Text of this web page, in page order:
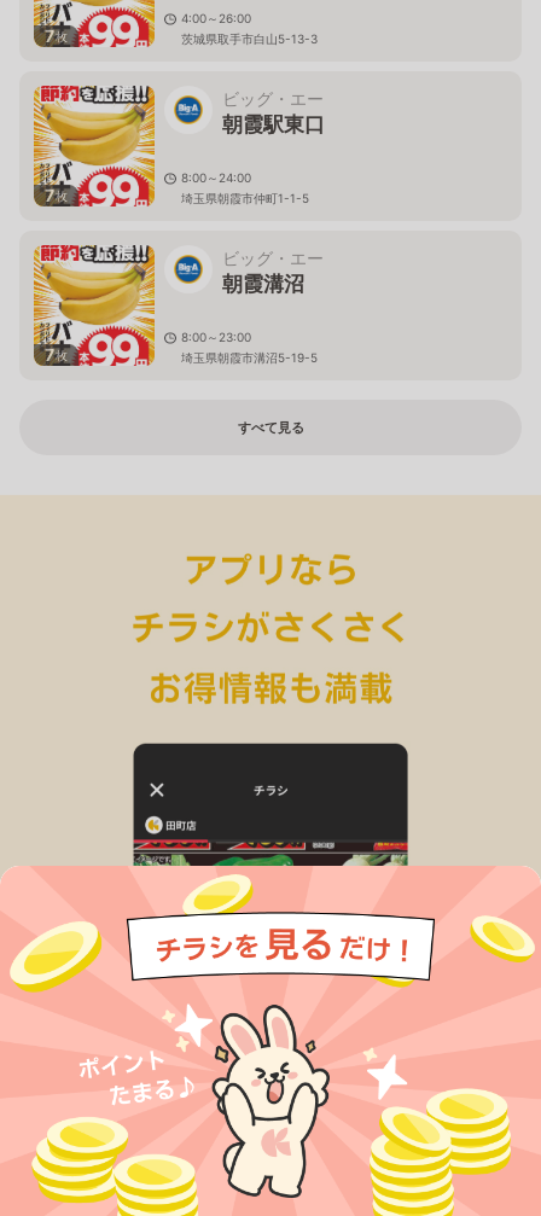
7枚
4:00～26:00
茨城県取手市白山5-13-3
7枚
ビッグ・エー
朝霞駅東口
8:00～24:00
埼玉県朝霞市仲町1-1-5
7枚
ビッグ・エー
朝霞溝沼
8:00～23:00
埼玉県朝霞市溝沼5-19-5
すべて見る